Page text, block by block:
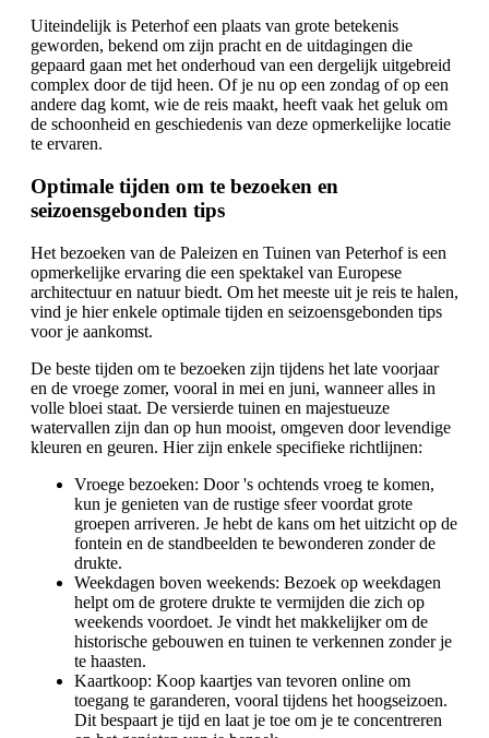
Uiteindelijk is Peterhof een plaats van grote betekenis
geworden, bekend om zijn pracht en de uitdagingen die
gepaard gaan met het onderhoud van een dergelijk uitgebreid
complex door de tijd heen. Of je nu op een zondag of op een
andere dag komt, wie de reis maakt, heeft vaak het geluk om
de schoonheid en geschiedenis van deze opmerkelijke locatie
te ervaren.
Optimale tijden om te bezoeken en
seizoensgebonden tips
Het bezoeken van de Paleizen en Tuinen van Peterhof is een
opmerkelijke ervaring die een spektakel van Europese
architectuur en natuur biedt. Om het meeste uit je reis te halen,
vind je hier enkele optimale tijden en seizoensgebonden tips
voor je aankomst.
De beste tijden om te bezoeken zijn tijdens het late voorjaar
en de vroege zomer, vooral in mei en juni, wanneer alles in
volle bloei staat. De versierde tuinen en majestueuze
watervallen zijn dan op hun mooist, omgeven door levendige
kleuren en geuren. Hier zijn enkele specifieke richtlijnen:
Vroege bezoeken: Door 's ochtends vroeg te komen,
kun je genieten van de rustige sfeer voordat grote
groepen arriveren. Je hebt de kans om het uitzicht op de
fontein en de standbeelden te bewonderen zonder de
drukte.
Weekdagen boven weekends: Bezoek op weekdagen
helpt om de grotere drukte te vermijden die zich op
weekends voordoet. Je vindt het makkelijker om de
historische gebouwen en tuinen te verkennen zonder je
te haasten.
Kaartkoop: Koop kaartjes van tevoren online om
toegang te garanderen, vooral tijdens het hoogseizoen.
Dit bespaart je tijd en laat je toe om je te concentreren